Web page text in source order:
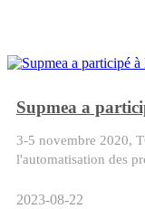
3-5 novembre 2020,
l'automatisation des
2023-08-22